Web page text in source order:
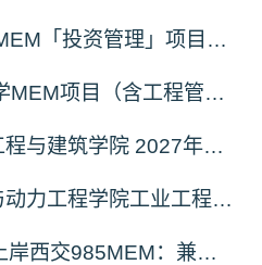
2027中央财经大学MEM「投资管理」项目招生专题正式上线
2027年上海理工大学MEM项目（含工程管理、工业工程与管理、物流工程与管理）奖助学金政策发布
武汉理工大学土木工程与建筑学院 2027年工程管理硕士（MEM）招生简章
上海交通大学机械与动力工程学院工业工程学科硕士生招生专业及统考科目调整公告
34岁二胎妈妈逆袭上岸西交985MEM：兼顾工作带娃，零基础5个月逆风翻盘